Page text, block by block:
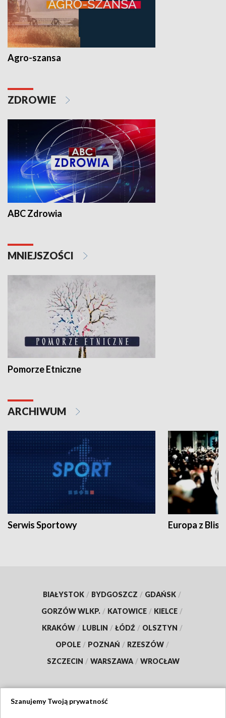
Agro-szansa
ZDROWIE
ABC Zdrowia
MNIEJSZOŚCI
Pomorze Etniczne
ARCHIWUM
Serwis Sportowy Europa z
BIAŁYSTOK / BYDGOSZCZ / GDAŃSK /
GORZÓW WLKP. / KATOWICE / KIELCE /
KRAKÓW / LUBLIN / ŁÓDŹ / OLSZTYN /
OPOLE / POZNAŃ / RZESZÓW /
SZCZECIN / WARSZAWA / WROCŁAW
Szanujemy Twoją prywatność